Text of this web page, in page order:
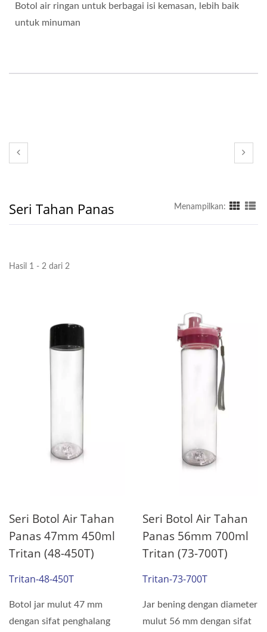
Botol air ringan untuk berbagai isi kemasan, lebih baik
untuk minuman
Seri Tahan Panas Menampilkan:
Hasil 1 - 2 dari 2
Seri Botol Air Tahan
Panas 47mm 450ml
Tritan (48-450T)
Tritan-48-450T
Botol jar mulut 47 mm
dengan sifat penghalang
Seri Botol Air Tahan
Panas 56mm 700ml
Tritan (73-700T)
Tritan-73-700T
Jar bening dengan diameter
mulut 56 mm dengan sifat